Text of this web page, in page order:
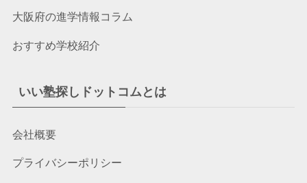
大阪府の進学情報コラム
おすすめ学校紹介
いい塾探しドットコムとは
会社概要
プライバシーポリシー